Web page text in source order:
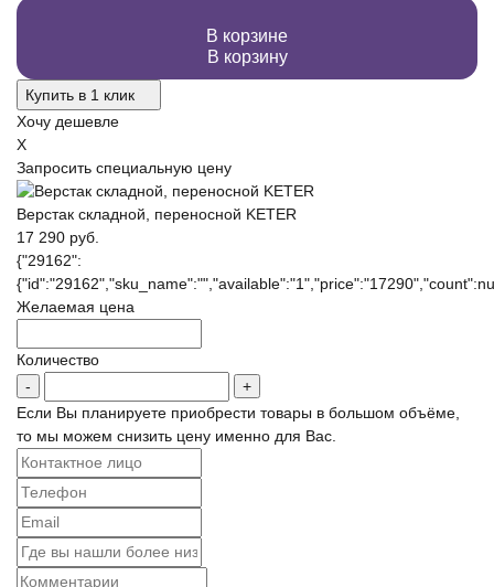
В корзине
В корзину
Купить в 1 клик
Хочу дешевле
X
Запросить специальную цену
Верстак складной, переносной KETER
17 290 руб.
{"29162":
Желаемая цена
Количество
Если Вы планируете приобрести товары в большом объёме,
то мы можем снизить цену именно для Вас.